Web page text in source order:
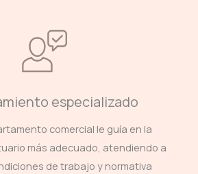
especializado
comercial le guía en la
más adecuado, atendiendo a
de trabajo y normativa